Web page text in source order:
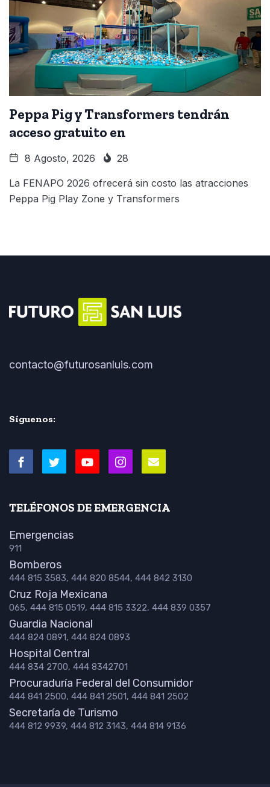
Peppa Pig y Transformers tendrán
acceso gratuito en
8 Agosto, 2026 28
La FENAPO 2026 ofrecerá sin costo las atracciones
Peppa Pig Play Zone y Transformers
contacto@futurosanluis.com
Síguenos:
TELÉFONOS DE EMERGENCIA
Emergencias
911
Bomberos
444 815 3583, 444 820 8544, 444 842 3130
Cruz Roja Mexicana
065, 444 815 0519, 444 815 3322, 444 839 0357
Guardia Nacional
444 824 0891, 444 824 0893
Hospital Central
444 834 2700, 444 8342701
Procuraduría Federal del Consumidor
444 841 2500, 444 841 2501, 444 841 2502
Secretaría de Turismo
444 812 9939, 444 812 3143, 444 814 9136